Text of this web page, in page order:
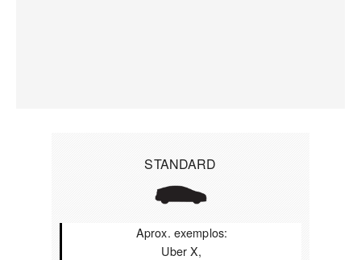
STANDARD
Aprox. exemplos:
Uber X,